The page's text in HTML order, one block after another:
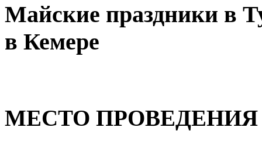
Майские праздники в
в Кемере
МЕСТО ПРОВЕДЕНИЯ